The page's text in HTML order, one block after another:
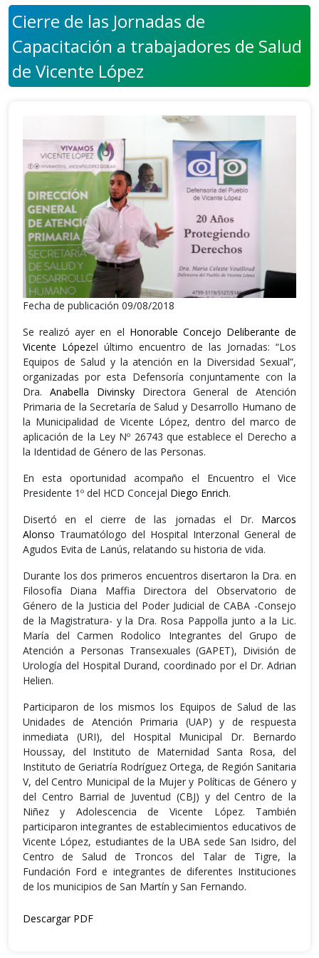
Cierre de las Jornadas de
Capacitación a trabajadores de Salud
de Vicente López
Fecha de publicación 09/08/2018
Se realizó ayer en el Honorable Concejo Deliberante de
Vicente Lópezel último encuentro de las Jornadas: “Los
Equipos de Salud y la atención en la Diversidad Sexual”,
organizadas por esta Defensoría conjuntamente con la
Dra. Anabella DivinskyDirectora General de Atención
Primaria de la Secretaría de Salud y Desarrollo Humano de
la Municipalidad de Vicente López, dentro del marco de
aplicación de la Ley Nº 26743 que establece el Derecho a
la Identidad de Género de las Personas.
En esta oportunidad acompaño el Encuentro el Vice
Presidente 1º del HCD Concejal Diego Enrich.
Disertó en el cierre de las jornadas el Dr. Marcos
Alonso Traumatólogo del Hospital Interzonal General de
Agudos Evita de Lanús, relatando su historia de vida.
Durante los dos primeros encuentros disertaron la Dra. en
Filosofía Diana Maffia Directora del Observatorio de
Género de la Justicia del Poder Judicial de CABA -Consejo
de la Magistratura- y la Dra. Rosa Pappolla junto a la Lic.
María del Carmen Rodolico Integrantes del Grupo de
Atención a Personas Transexuales (GAPET), División de
Urología del Hospital Durand, coordinado por el Dr. Adrian
Helien.
Participaron de los mismos los Equipos de Salud de las
Unidades de Atención Primaria (UAP) y de respuesta
inmediata (URI), del Hospital Municipal Dr. Bernardo
Houssay, del Instituto de Maternidad Santa Rosa, del
Instituto de Geriatría Rodríguez Ortega, de Región Sanitaria
V, del Centro Municipal de la Mujer y Políticas de Género y
del Centro Barrial de Juventud (CBJ) y del Centro de la
Niñez y Adolescencia de Vicente López. También
participaron integrantes de establecimientos educativos de
Vicente López, estudiantes de la UBA sede San Isidro, del
Centro de Salud de Troncos del Talar de Tigre, la
Fundación Ford e integrantes de diferentes Instituciones
de los municipios de San Martín y San Fernando.
Descargar PDF